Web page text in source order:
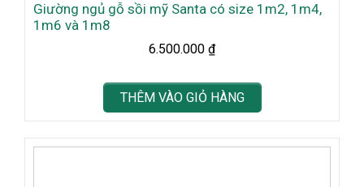
Giường ngủ gỗ sồi mỹ Santa có size 1m2, 1m4,
1m6 và 1m8
6.500.000 ₫
THÊM VÀO GIỎ HÀNG